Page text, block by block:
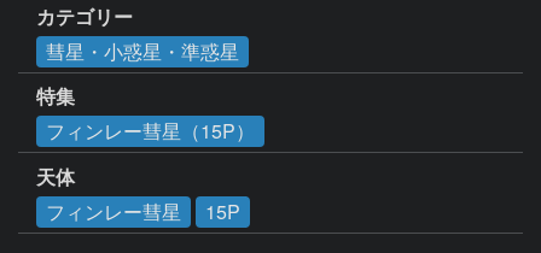
カテゴリー
彗星・小惑星・準惑星
特集
フィンレー彗星（15P）
天体
フィンレー彗星
15P